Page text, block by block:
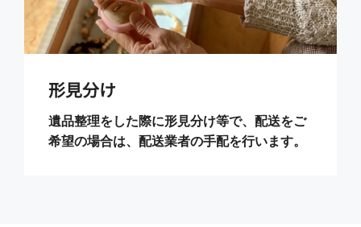
形見分け
遺品整理をした際に形見分け等で、配送をご
希望の場合は、配送業者の手配を行います。